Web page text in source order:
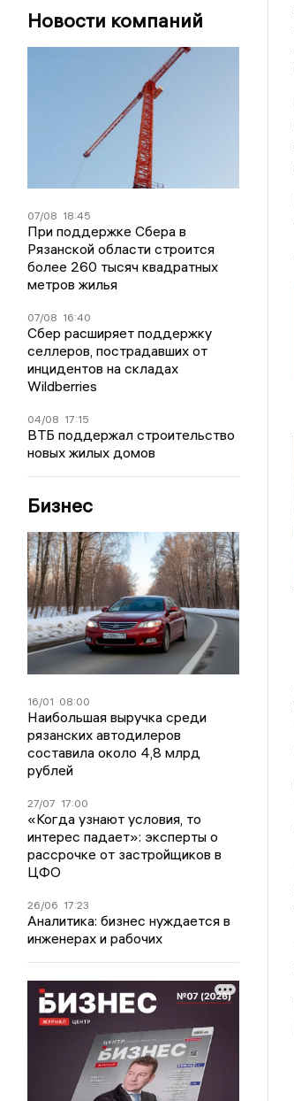
Новости компаний
07/08 18:45
При поддержке Сбера в
Рязанской области строится
более 260 тысяч квадратных
метров жилья
07/08 16:40
Сбер расширяет поддержку
селлеров, пострадавших от
инцидентов на складах
Wildberries
04/08 17:15
ВТБ поддержал строительство
новых жилых домов
Бизнес
16/01 08:00
Наибольшая выручка среди
рязанских автодилеров
составила около 4,8 млрд
рублей
27/07 17:00
«Когда узнают условия, то
интерес падает»: эксперты о
рассрочке от застройщиков в
ЦФО
26/06 17:23
Аналитика: бизнес нуждается в
инженерах и рабочих